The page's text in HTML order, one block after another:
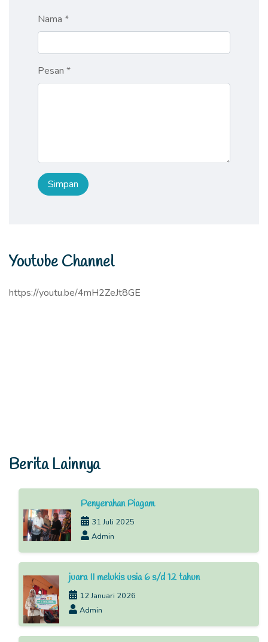
Nama *
Pesan *
Youtube Channel
https://youtu.be/4mH2ZeJt8GE
Berita Lainnya
Penyerahan Piagam
31 Juli 2025
Admin
juara II melukis usia 6 s/d 12 tahun
12 Januari 2026
Admin